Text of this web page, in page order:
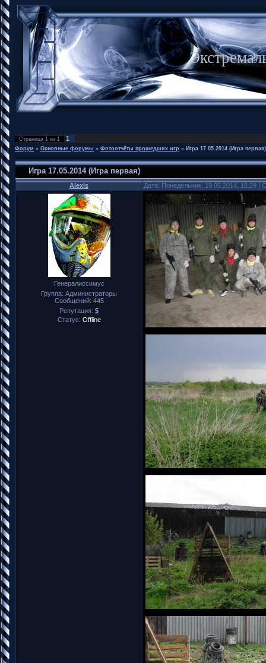
Страница 1 из 1 1
Форум » Основные форумы » Фотоотчёты прошедших игр » Игра 17.05.2014 (Игра первая)
Игра 17.05.2014 (Игра первая)
Alexis Дата: Понедельник, 19.05.2014, 18:29 |
Генералиссимус
Группа: Администраторы
Сообщений: 445
Репутация: 5
Статус: Offline